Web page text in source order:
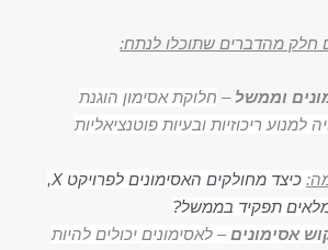
חלק מהדברים שתוכלו לנתח:
וממשל – חלוקת אסימון הוגנת
למנוע ריכוזיות ובעיות פוטנציאליות
כיצד מחולקים האסימונים לפרויקט X,
תפקיד בממשל?
אסימונים – לאסימונים יכולים להיות